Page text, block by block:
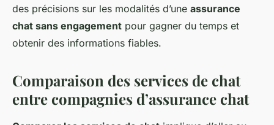
des précisions sur les modalités d’une assurance
chat sans engagement pour gagner du temps et
obtenir des informations fiables.
Comparaison des services de chat
entre compagnies d’assurance chat